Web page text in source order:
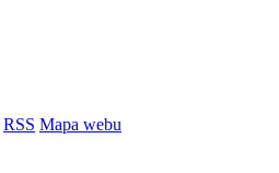
RSS Mapa webu